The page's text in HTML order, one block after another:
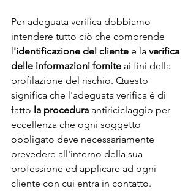
Per adeguata verifica dobbiamo
intendere tutto ciò che comprende
'identificazione del cliente e la verifica
delle informazioni fornite ai fini della
profilazione del rischio. Questo
significa che l'adeguata verifica è di
fatto la procedura antiriciclaggio per
eccellenza che ogni soggetto
obbligato deve necessariamente
prevedere all'interno della sua
professione ed applicare ad ogni
cliente con cui entra in contatto.